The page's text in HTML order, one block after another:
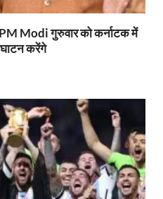
Modi गुरुवार को कर्नाटक में
करेंगे